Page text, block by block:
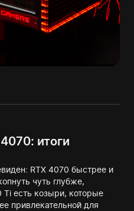
итоги
RTX 4070 быстрее и
чуть глубже,
Ti есть козыри, которые
привлекательной для